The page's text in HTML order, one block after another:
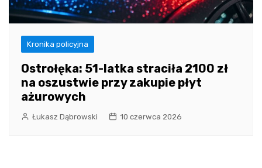
Kronika policyjna
Ostrołęka: 51-latka straciła 2100 zł
na oszustwie przy zakupie płyt
ażurowych
Łukasz Dąbrowski 10 czerwca 2026